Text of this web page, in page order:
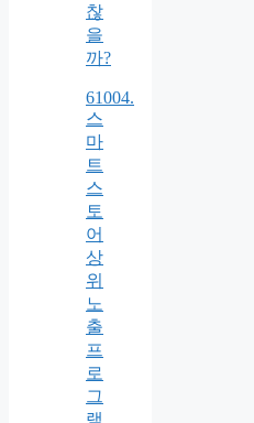
찮
을
까?
61004.
스
마
트
스
토
어
상
위
노
출
프
로
그
램